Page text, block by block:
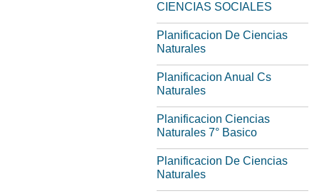
CIENCIAS SOCIALES
Planificacion De Ciencias
Naturales
Planificacion Anual Cs
Naturales
Planificacion Ciencias
Naturales 7° Basico
Planificacion De Ciencias
Naturales